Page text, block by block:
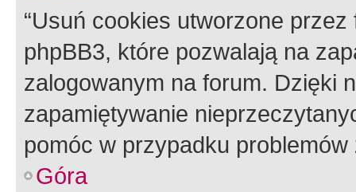
“Usuń cookies utworzone
phpBB3, które pozwalają na
zalogowanym na forum. Dzięki
zapamiętywanie
pomóc w przypadku
Góra